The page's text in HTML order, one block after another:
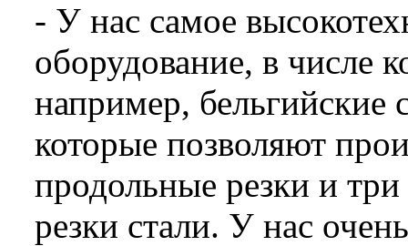
- У нас самое
оборудование, в числе
например, бельгийские
которые позволяют
продольные резки и
резки стали. У нас